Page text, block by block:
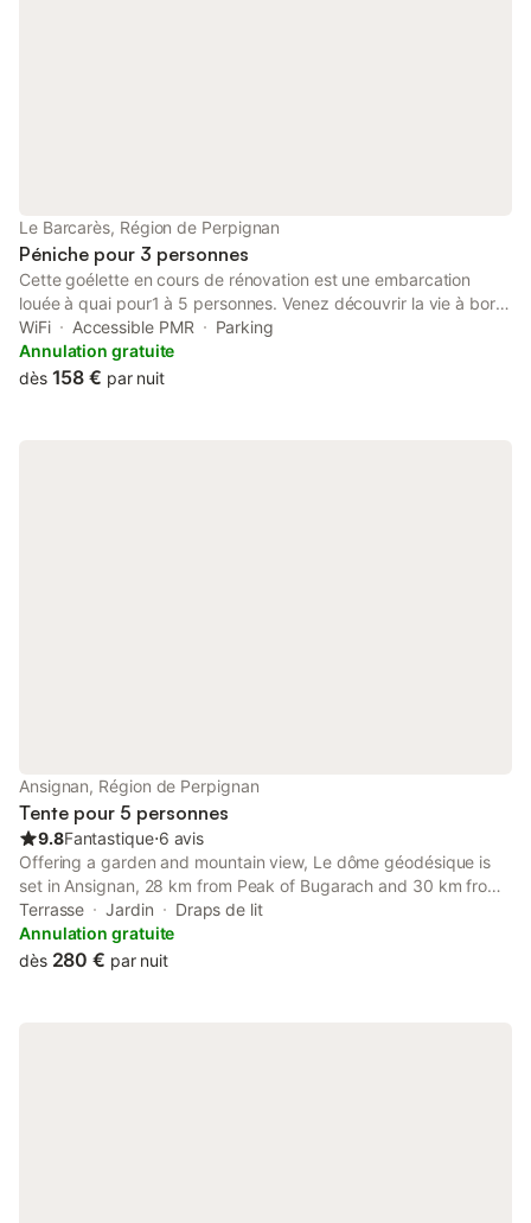
Le Barcarès, Région de Perpignan
Péniche pour 3 personnes
Cette goélette en cours de rénovation est une embarcation
louée à quai pour1 à 5 personnes. Venez découvrir la vie à bord
de cet hébergement insolite pour une semaine de dépaysement
total... A deux pas de la plage, de tous commerces... Laissez
vous bercer par le doux ballottement des vagues et prenez le
WiFi Accessible PMR
Parking
Annulation gratuite
dès 158 € par nuit
Ansignan, Région de Perpignan
Tente pour 5 personnes
9.8Fantastique⋅6 avis
Offering a garden and mountain view, Le dôme géodésique is
set in Ansignan, 28 km from Peak of Bugarach and 30 km from
Peyrepertuse Castle. This property offers access to a terrace
and free private parking.
Terrasse Jardin
Draps de lit
Annulation gratuite
dès 280 € par nuit